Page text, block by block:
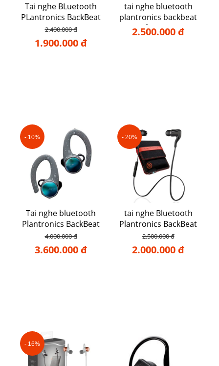
Tai nghe BLuetooth
PLantronics BackBeat
Fit
2.400.000 đ
1.900.000 đ
tai nghe bluetooth
plantronics backbeat
fit 2100
2.500.000 đ
- 10%
Tai nghe bluetooth
Plantronics BackBeat
FIT 3100
4.000.000 đ
3.600.000 đ
- 20%
tai nghe Bluetooth
Plantronics BackBeat
go 2
2.500.000 đ
2.000.000 đ
- 16%